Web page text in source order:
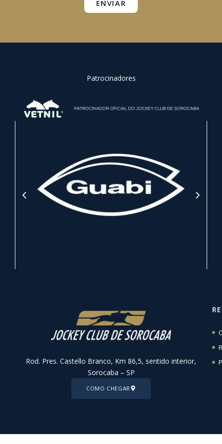
ENVIAR
Patrocinadores
Rod. Pres. Castello Branco, Km 86,5, sentido interior,
Sorocaba – SP
COMO CHEGAR